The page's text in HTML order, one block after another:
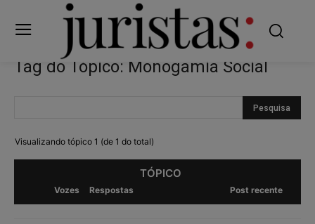
Tag do Tópico: Monogamia Social
Visualizando tópico 1 (de 1 do total)
TÓPICO
Vozes Respostas Post recente